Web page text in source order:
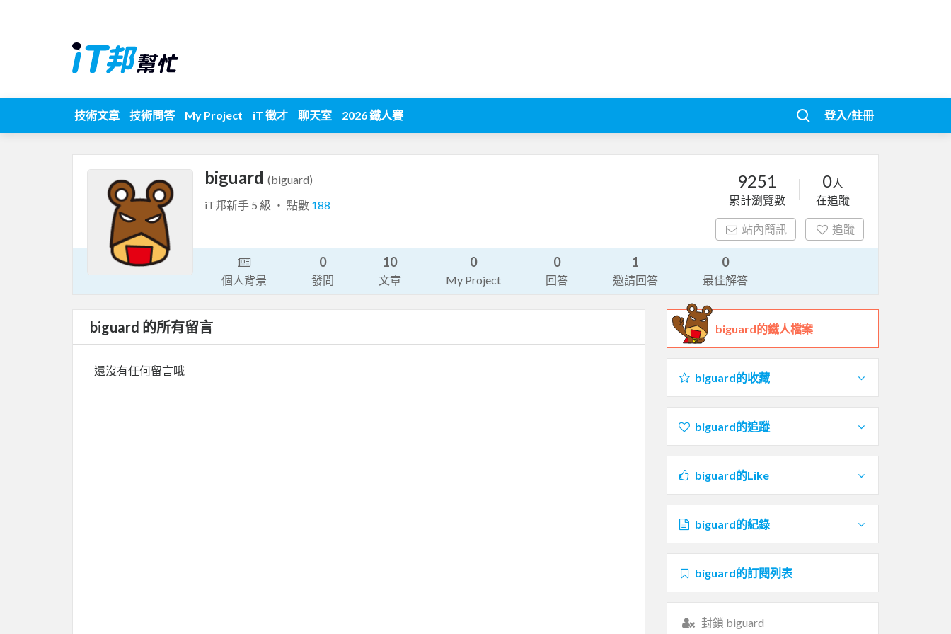
技術文章 技術問答 My Project iT 徵才 聊天室 2026 鐵人賽 登入/註冊
biguard (biguard)
iT邦新手 5 級 ‧ 點數 188
9251
累計瀏覽數
0人
在追蹤
站內簡訊 追蹤
個人背景
0
發問
10
文章
0
My Project
0
回答
1
邀請回答
0
最佳解答
biguard 的所有留言
還沒有任何留言哦
biguard的鐵人檔案
biguard的收藏
biguard的追蹤
biguard的Like
biguard的紀錄
biguard的訂閱列表
封鎖 biguard